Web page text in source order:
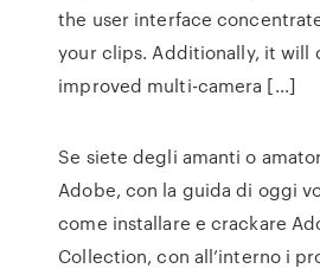
the user interface
your clips. Additionally, it will
improved multi-camera […]
Se siete degli amanti o
Adobe, con la guida di oggi
come installare e crackare
Collection, con all’interno i